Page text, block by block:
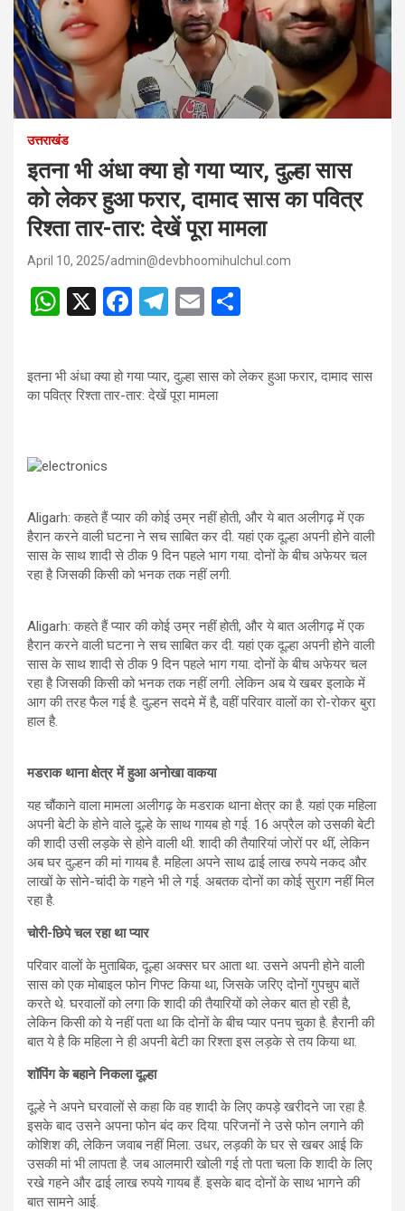
उत्तराखंड
इतना भी अंधा क्या हो गया प्यार, दुल्हा सास
को लेकर हुआ फरार, दामाद सास का पवित्र
रिश्ता तार-तार: देखें पूरा मामला
April 10, 2025 admin@devbhoomihulchul.com
W
s
p
X
F
b
T
gr
E
ail ar
e
इतना भी अंधा क्या हो गया प्यार, दुल्हा सास को लेकर हुआ फरार, दामाद सास
का पवित्र रिश्ता तार-तार: देखें पूरा मामला
Aligarh: कहते हैं प्यार की कोई उम्र नहीं होती, और ये बात अलीगढ़ में एक
हैरान करने वाली घटना ने सच साबित कर दी. यहां एक दूल्हा अपनी होने वाली
सास के साथ शादी से ठीक 9 दिन पहले भाग गया. दोनों के बीच अफेयर चल
रहा है जिसकी किसी को भनक तक नहीं लगी.
Aligarh: कहते हैं प्यार की कोई उम्र नहीं होती, और ये बात अलीगढ़ में एक
हैरान करने वाली घटना ने सच साबित कर दी. यहां एक दूल्हा अपनी होने वाली
सास के साथ शादी से ठीक 9 दिन पहले भाग गया. दोनों के बीच अफेयर चल
रहा है जिसकी किसी को भनक तक नहीं लगी. लेकिन अब ये खबर इलाके में
आग की तरह फैल गई है. दुल्हन सदमे में है, वहीं परिवार वालों का रो-रोकर बुरा
हाल है.
मडराक थाना क्षेत्र में हुआ अनोखा वाकया
यह चौंकाने वाला मामला अलीगढ़ के मडराक थाना क्षेत्र का है. यहां एक महिला
अपनी बेटी के होने वाले दूल्हे के साथ गायब हो गई. 16 अप्रैल को उसकी बेटी
की शादी उसी लड़के से होने वाली थी. शादी की तैयारियां जोरों पर थीं, लेकिन
अब घर दुल्हन की मां गायब है. महिला अपने साथ ढाई लाख रुपये नकद और
लाखों के सोने-चांदी के गहने भी ले गई. अबतक दोनों का कोई सुराग नहीं मिल
रहा है.
चोरी-छिपे चल रहा था प्यार
परिवार वालों के मुताबिक, दूल्हा अक्सर घर आता था. उसने अपनी होने वाली
सास को एक मोबाइल फोन गिफ्ट किया था, जिसके जरिए दोनों गुपचुप बातें
करते थे. घरवालों को लगा कि शादी की तैयारियों को लेकर बात हो रही है,
लेकिन किसी को ये नहीं पता था कि दोनों के बीच प्यार पनप चुका है. हैरानी की
बात ये है कि महिला ने ही अपनी बेटी का रिश्ता इस लड़के से तय किया था.
शॉपिंग के बहाने निकला दूल्हा
दूल्हे ने अपने घरवालों से कहा कि वह शादी के लिए कपड़े खरीदने जा रहा है.
इसके बाद उसने अपना फोन बंद कर दिया. परिजनों ने उसे फोन लगाने की
कोशिश की, लेकिन जवाब नहीं मिला. उधर, लड़की के घर से खबर आई कि
उसकी मां भी लापता है. जब आलमारी खोली गई तो पता चला कि शादी के लिए
रखे गहने और ढाई लाख रुपये गायब हैं. इसके बाद दोनों के साथ भागने की
बात सामने आई.